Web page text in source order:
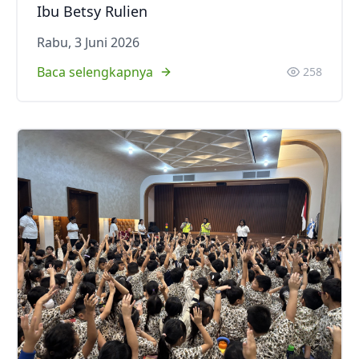
Ibu Betsy Rulien
Rabu, 3 Juni 2026
Baca selengkapnya
258